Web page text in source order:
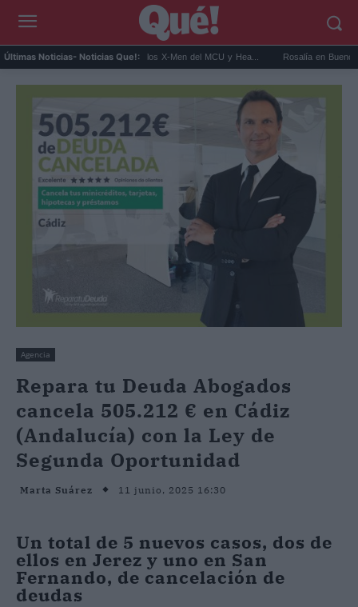
Últimas Noticias- Noticias Que!:
Kit Connor será Cíclope en los X-Men del MCU y Hea... Rosalía en Buenos Aires:
Agencia
Repara tu Deuda Abogados
cancela 505.212 € en Cádiz
(Andalucía) con la Ley de
Segunda Oportunidad
Marta Suárez 11 junio, 2025 16:30
Un total de 5 nuevos casos, dos de
ellos en Jerez y uno en San
Fernando, de cancelación de
deudas